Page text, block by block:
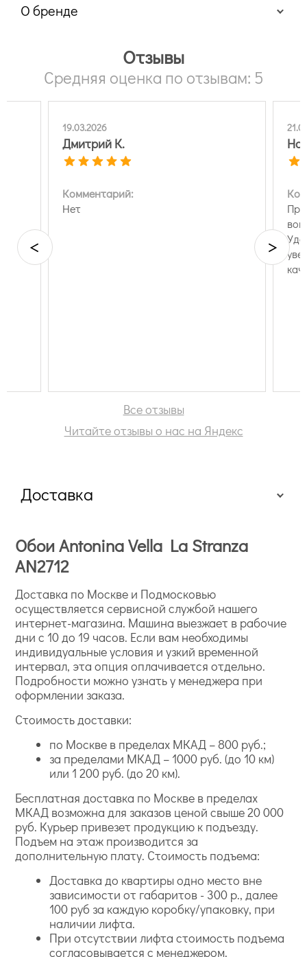
О бренде
Отзывы
Средняя оценка по отзывам: 5
19.03.2026
Дмитрий К.
Комментарий:
Нет
< >
Все отзывы
Читайте отзывы о нас на Яндекс
Доставка
Обои Antonina Vella La Stranza
AN2712
Доставка по Москве и Подмосковью
осуществляется сервисной службой нашего
интернет-магазина. Машина выезжает в рабочие
дни с 10 до 19 часов. Если вам необходимы
индивидуальные условия и узкий временной
интервал, эта опция оплачивается отдельно.
Подробности можно узнать у менеджера при
оформлении заказа.
Стоимость доставки:
по Москве в пределах МКАД – 800 руб.;
за пределами МКАД – 1000 руб. (до 10 км)
или 1 200 руб. (до 20 км).
Бесплатная доставка по Москве в пределах
МКАД возможна для заказов ценой свыше 20 000
руб. Курьер привезет продукцию к подъезду.
Подъем на этаж производится за
дополнительную плату. Стоимость подъема:
Доставка до квартиры одно место вне
зависимости от габаритов - 300 р., далее
100 руб за каждую коробку/упаковку, при
наличии лифта.
При отсутствии лифта стоимость подъема
согласовывается с менеджером.